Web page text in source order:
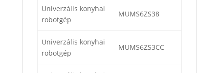
Univerzális konyhai
robotgép
MUMS6ZS38
Univerzális konyhai
robotgép
MUMS6ZS3CC